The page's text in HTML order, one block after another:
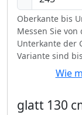
Oberkante bis
Messen Sie
Unterkante der
Variante sind
Wie
glatt 130